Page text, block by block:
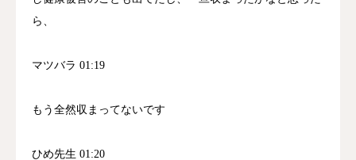
ら、
マツバラ 01:19
もう全然収まってないです
ひめ先生 01:20